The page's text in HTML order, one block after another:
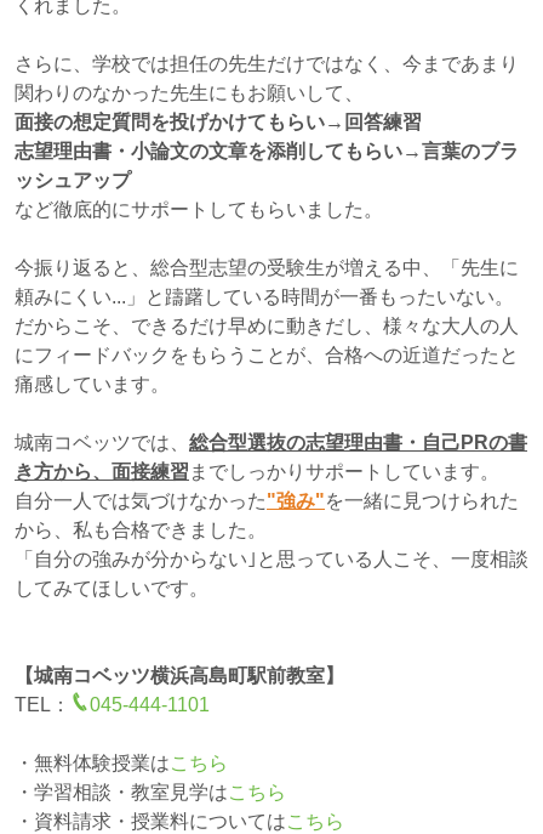
くれました。
さらに、学校では担任の先生だけではなく、今まであまり
関わりのなかった先生にもお願いして、
面接の想定質問を投げかけてもらい→回答練習
志望理由書・小論文の文章を添削してもらい→言葉のブラ
ッシュアップ
など徹底的にサポートしてもらいました。
今振り返ると、総合型志望の受験生が増える中、
「先生に
頼みにくい...」と躊躇している時間が一番もったいない。
だからこそ、できるだけ早めに動きだし、様々な大人の人
にフィードバックをもらうことが、合格への近道だったと
痛感しています。
城南コベッツでは、 総合型選抜の志望理由書・自己PRの書
き方から、面接練習 までしっかりサポートしています。
自分一人では気づけなかった"強み"を一緒に見つけられた
から、私も合格できました。
「自分の強みが分からない｣と思っている人こそ、一度相談
してみてほしいです。
【城南コベッツ横浜高島町駅前教室】
TEL：
045-444-1101
・無料体験授業はこちら
・学習相談・教室見学はこちら
・資料請求・授業料についてはこちら